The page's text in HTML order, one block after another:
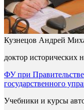
Кузнецов Андрей
доктор исторических
ФУ при
государственного
Учебники и курсы